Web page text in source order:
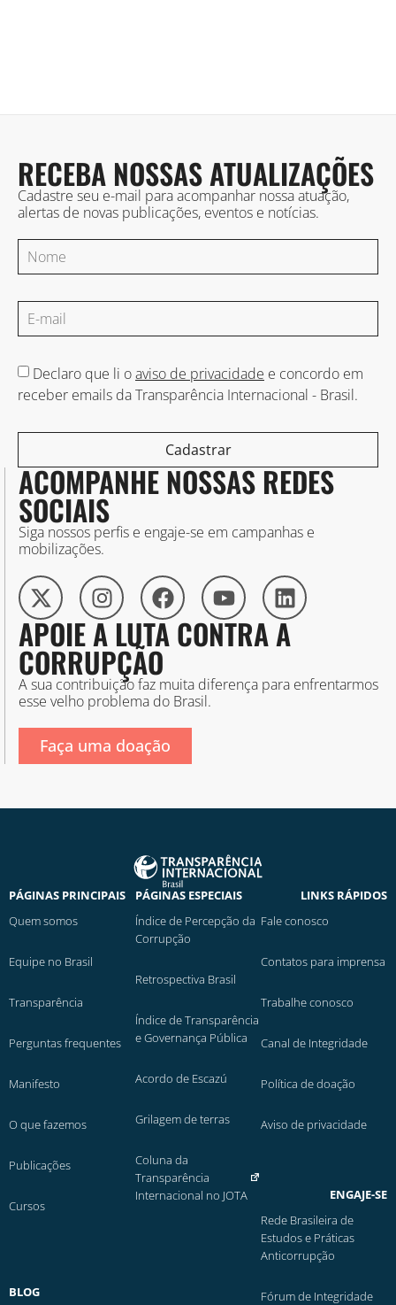
RECEBA NOSSAS ATUALIZAÇÕES
Cadastre seu e-mail para acompanhar nossa atuação,
alertas de novas publicações, eventos e notícias.
Declaro que li oaviso de privacidade e concordo em
receber emails da Transparência Internacional - Brasil.
Cadastrar
ACOMPANHE NOSSAS REDES
SOCIAIS
Siga nossos perfis e engaje-se em campanhas e
mobilizações.
APOIE A LUTA CONTRA A
CORRUPÇÃO
A sua contribuição faz muita diferença para enfrentarmos
esse velho problema do Brasil.
Faça uma doação
PÁGINAS PRINCIPAIS
Quem somos
Equipe no Brasil
Transparência
Perguntas frequentes
Manifesto
O que fazemos
Publicações
Cursos
BLOG
PÁGINAS ESPECIAIS
Índice de Percepção da
Corrupção
Retrospectiva Brasil
Índice de Transparência
e Governança Pública
Acordo de Escazú
Grilagem de terras
Coluna da
Transparência
Internacional no JOTA
LINKS RÁPIDOS
Fale conosco
Contatos para imprensa
Trabalhe conosco
Canal de Integridade
Política de doação
Aviso de privacidade
ENGAJE-SE
Rede Brasileira de
Estudos e Práticas
Anticorrupção
Fórum de Integridade